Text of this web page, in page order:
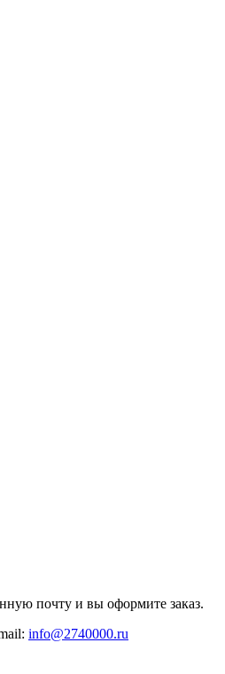
почту и вы оформите заказ.
info@2740000.ru